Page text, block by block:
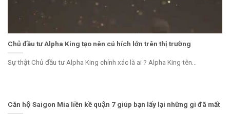
Chủ đầu tư Alpha King tạo nên cú hích lớn trên thị trường
Sự thật Chủ đầu tư Alpha King chính xác là ai ? Alpha King tên...
Căn hộ Saigon Mia liền kề quận 7 giúp bạn lấy lại những gì đã mất